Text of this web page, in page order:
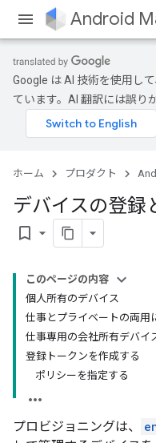
Android
Google は AI 技術を使用し
ています。AI 翻訳には誤り
ホーム プロダクト
デバイスの登録
bookmark_border
このページの内容
個人所有のデバイス
仕事とプライベートの両用
仕事専用の会社所有デバイ
登録トークンを作成する
ポリシーを指定する
プロビジョニングは、